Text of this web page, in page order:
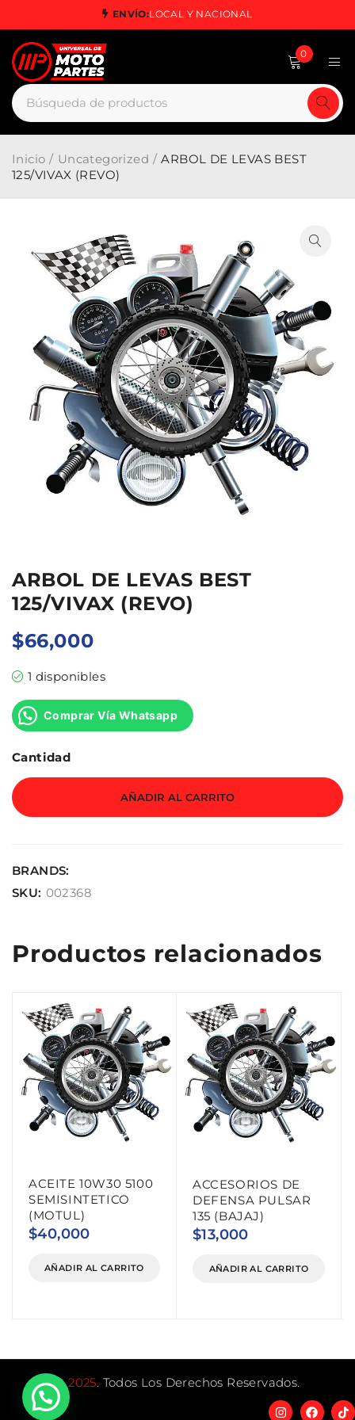
ENVÍO:LOCAL Y NACIONAL
0
Inicio / Uncategorized / ARBOL DE LEVAS BEST
125/VIVAX (REVO)
ARBOL DE LEVAS BEST
125/VIVAX (REVO)
$66,000
1 disponibles
Comprar Vía Whatsapp
Cantidad
AÑADIR AL CARRITO
BRANDS:
SKU: 002368
Productos relacionados
ACEITE 10W30 5100
SEMISINTETICO
(MOTUL)
$40,000
AÑADIR AL CARRITO
ACCESORIOS DE
DEFENSA PULSAR
135 (BAJAJ)
$13,000
AÑADIR AL CARRITO
©2025. Todos Los Derechos Reservados.